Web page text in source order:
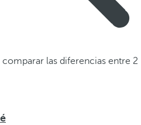
comparar las diferencias entre 2